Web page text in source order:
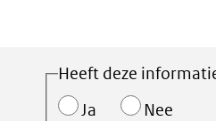
Heeft deze
Ja
Nee